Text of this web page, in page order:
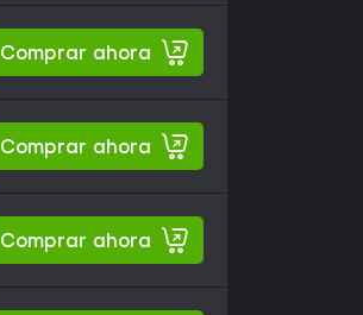
Comprar ahora
Comprar ahora
Comprar ahora